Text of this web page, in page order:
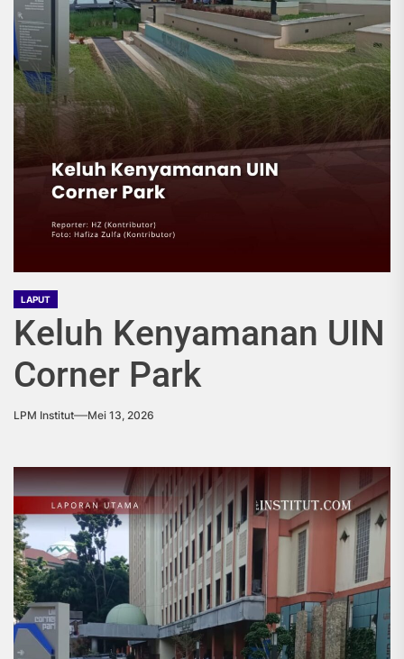
LAPUT
Keluh Kenyamanan UIN
Corner Park
LPM Institut Mei 13, 2026